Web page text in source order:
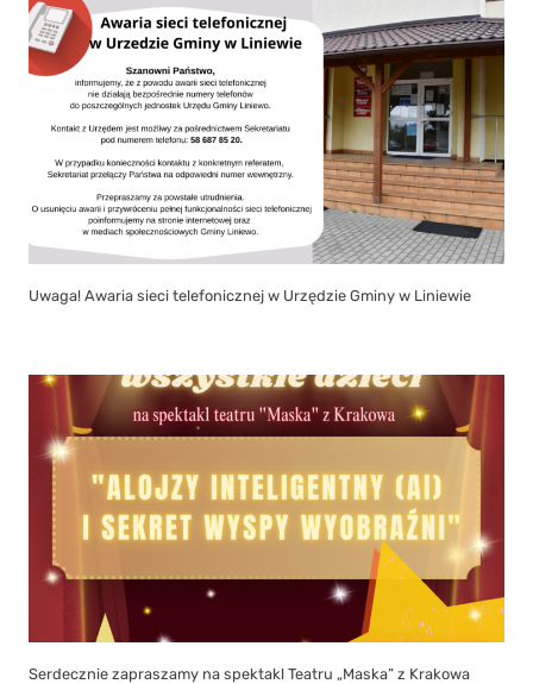
Uwaga! Awaria sieci telefonicznej w Urzędzie Gminy w Liniewie
Serdecznie zapraszamy na spektakl Teatru „Maska” z Krakowa